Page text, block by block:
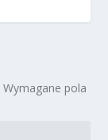
Wymagane pola